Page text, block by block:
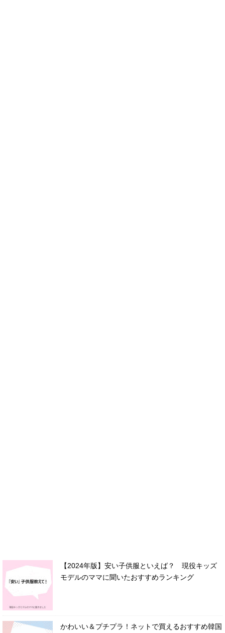
【2024年版】安い子供服といえば？ 現役キッズ
モデルのママに聞いたおすすめランキング
かわいい＆プチプラ！ネットで買えるおすすめ韓国